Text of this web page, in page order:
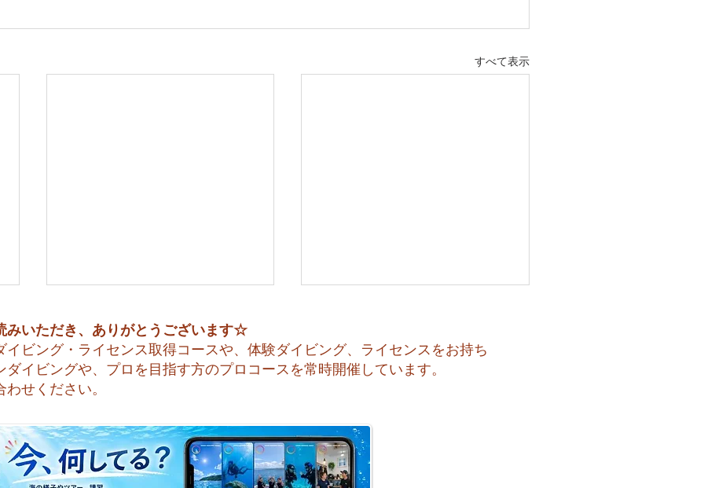
すべて表示
今日も暑い一日になりそうで
すね☀️
☀️ 月曜日スタート！今週のお
天気はどうなるかな？
みいただき、ありがとうございます☆
ビング・ライセンス取得コースや、体験ダイビング、ライセンスをお持ち
イビングや、プロを目指す方のプロコースを常時開催しています。
せください。